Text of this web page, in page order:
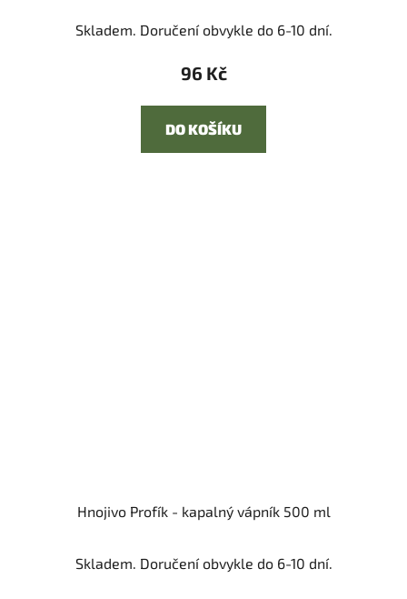
Skladem. Doručení obvykle do 6-10 dní.
96 Kč
DO KOŠÍKU
Hnojivo Profík - kapalný vápník 500 ml
Skladem. Doručení obvykle do 6-10 dní.